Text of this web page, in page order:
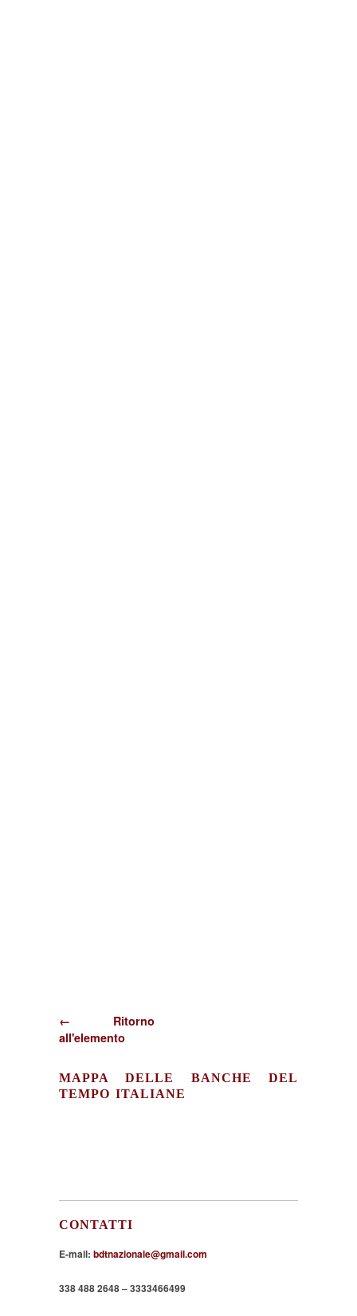
← Ritorno
all'elemento
MAPPA DELLE BANCHE DEL
TEMPO ITALIANE
CONTATTI
E-mail: bdtnazionale@gmail.com
338 488 2648 – 3333466499